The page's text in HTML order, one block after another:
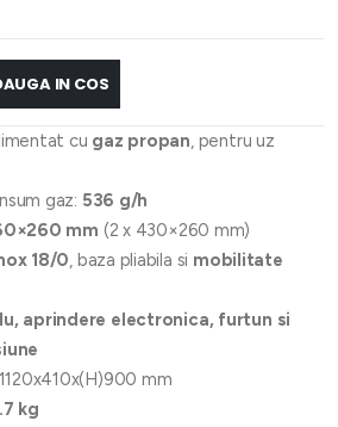
IN COS
cu gaz propan, pentru uz
gaz: 536 g/h
mm (2 x 430×260 mm)
18/0, baza pliabila si mobilitate
aprindere electronica, furtun si
mm
kg